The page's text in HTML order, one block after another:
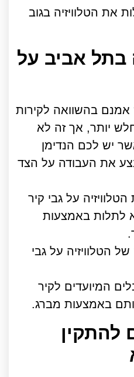
את הטלוויזיה בגוב
בתל אביב על
בהשוואה לקירות
יותר, אך זה לא
יש לכם הנדימן
את העבודה על הצד
על גבי קיר
לתלות באמצעות
הטלוויזיה על גבי
המיועדים לקיר
באמצעות מברג.
להתקין